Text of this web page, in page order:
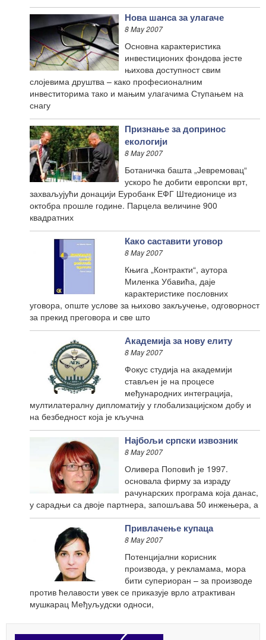
Нова шанса за улагаче
8 May 2007
Основна карактеристика
инвестиционих фондова јесте
њихова доступност свим
слојевима друштва – како професионалним
инвеститорима тако и мањим улагачима Ступањем на
снагу
Признање за допринос
екологији
8 May 2007
Ботаничка башта „Јевремовац“
ускоро ће добити европски врт,
захваљујући донацији Еуробанк ЕФГ Штедионице из
октобра прошле године. Парцела величине 900
квадратних
Како саставити уговор
8 May 2007
Књига „Контракти“, аутора
Миленка Убавића, даје
карактеристике пословних
уговора, опште услове за њихово закључење, одговорност
за прекид преговора и све што
Академија за нову елиту
8 May 2007
Фокус студија на академији
стављен је на процесе
међународних интеграција,
мултилатералну дипломатију у глобализацијском добу и
на безбедност која је кључна
Најбољи српски извозник
8 May 2007
Оливера Поповић је 1997.
основала фирму за израду
рачунарских програма која данас,
у сарадњи са двоје партнера, запошљава 50 инжењера, а
Привлачење купаца
8 May 2007
Потенцијални корисник
производа, у рекламама, мора
бити супериоран – за производе
против ћелавости увек се приказује врло атрактиван
мушкарац Међуљудски односи,